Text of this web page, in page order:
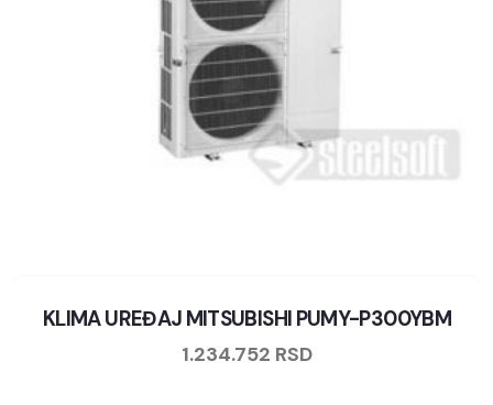
KLIMA UREĐAJ MITSUBISHI PUMY-P300YBM
1.234.752 RSD